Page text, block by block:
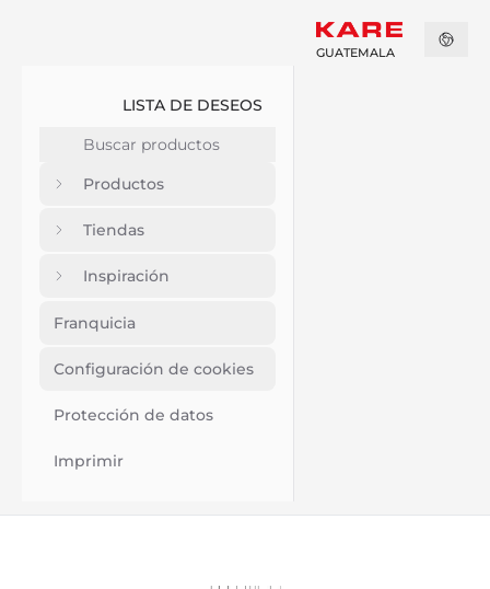
LISTA DE DESEOS
Productos
Tiendas
Inspiración
Franquicia
Configuración de cookies
Protección de datos
Imprimir
GUATEMALA